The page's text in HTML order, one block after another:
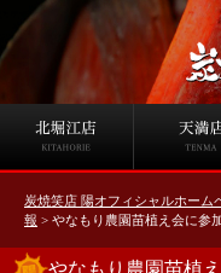
炭焼笑店 陽オフィシャルホーム
報 > やなもり農園苗植え会に参
やなもり農園苗植